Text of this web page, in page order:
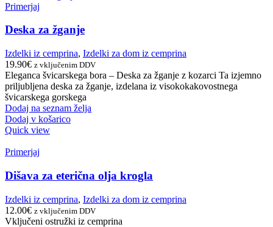
Primerjaj
Deska za žganje
Izdelki iz cemprina, Izdelki za dom iz cemprina
19.90€ z vključenim DDV
Eleganca švicarskega bora – Deska za žganje z kozarci Ta izjemno
priljubljena deska za žganje, izdelana iz visokokakovostnega
švicarskega gorskega
Dodaj na seznam želja
Dodaj v košarico
Quick view
Primerjaj
Dišava za eterična olja krogla
Izdelki iz cemprina, Izdelki za dom iz cemprina
12.00€ z vključenim DDV
Vključeni ostružki iz cemprina